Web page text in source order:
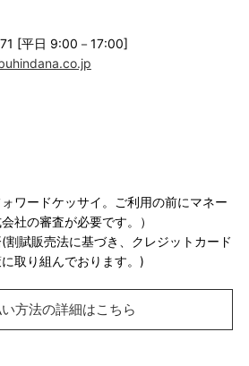
[平日 9:00－17:00]
ワードケッサイ。ご利用の前にマネー
社の審査が必要です。）
割賦販売法に基づき、クレジットカード
取り組んでおります。)
方法の詳細はこちら